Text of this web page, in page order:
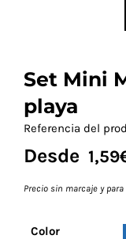
Set Mini
playa
Referencia del
Desde 1,59
Precio sin marcaje y
Color